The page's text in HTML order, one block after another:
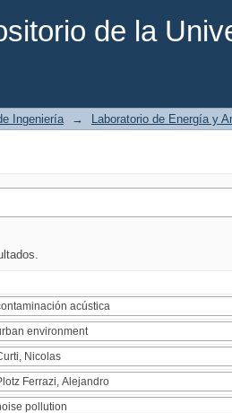
de la
Ingeniería → Laboratorio de Energía y